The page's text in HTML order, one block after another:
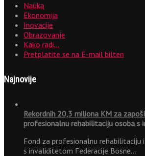
Nauka
Ekonomija
Inovacije
Obrazovanje
Kako radi…
Pretplatite se na E-mail bilten
Najnovije
Rekordnih 20,3 miliona KM za
profesionalnu rehabilitaciju osoba s
Fond za profesionalnu rehabilitaciju
s invaliditetom Federacije Bosne…